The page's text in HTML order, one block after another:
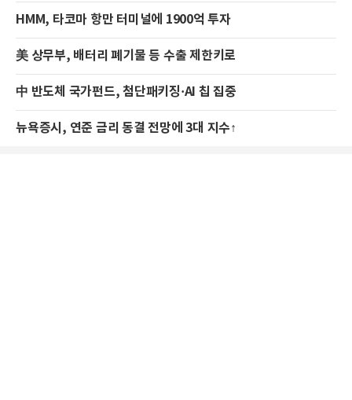
HMM, 타코마 항만 터미널에 1900억 투자
美 상무부, 배터리 폐기물 등 수출 제한키로
中 반도체 국가펀드, 첨단패키징·AI 칩 집중
뉴욕증시, 연준 금리 동결 전망에 3대 지수↑